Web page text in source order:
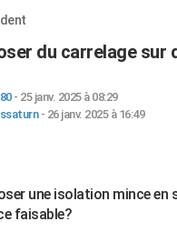
du carrelage sur
- 25 janv. 2025 à 08:29
- 26 janv. 2025 à 16:49
une isolation mince
faisable?